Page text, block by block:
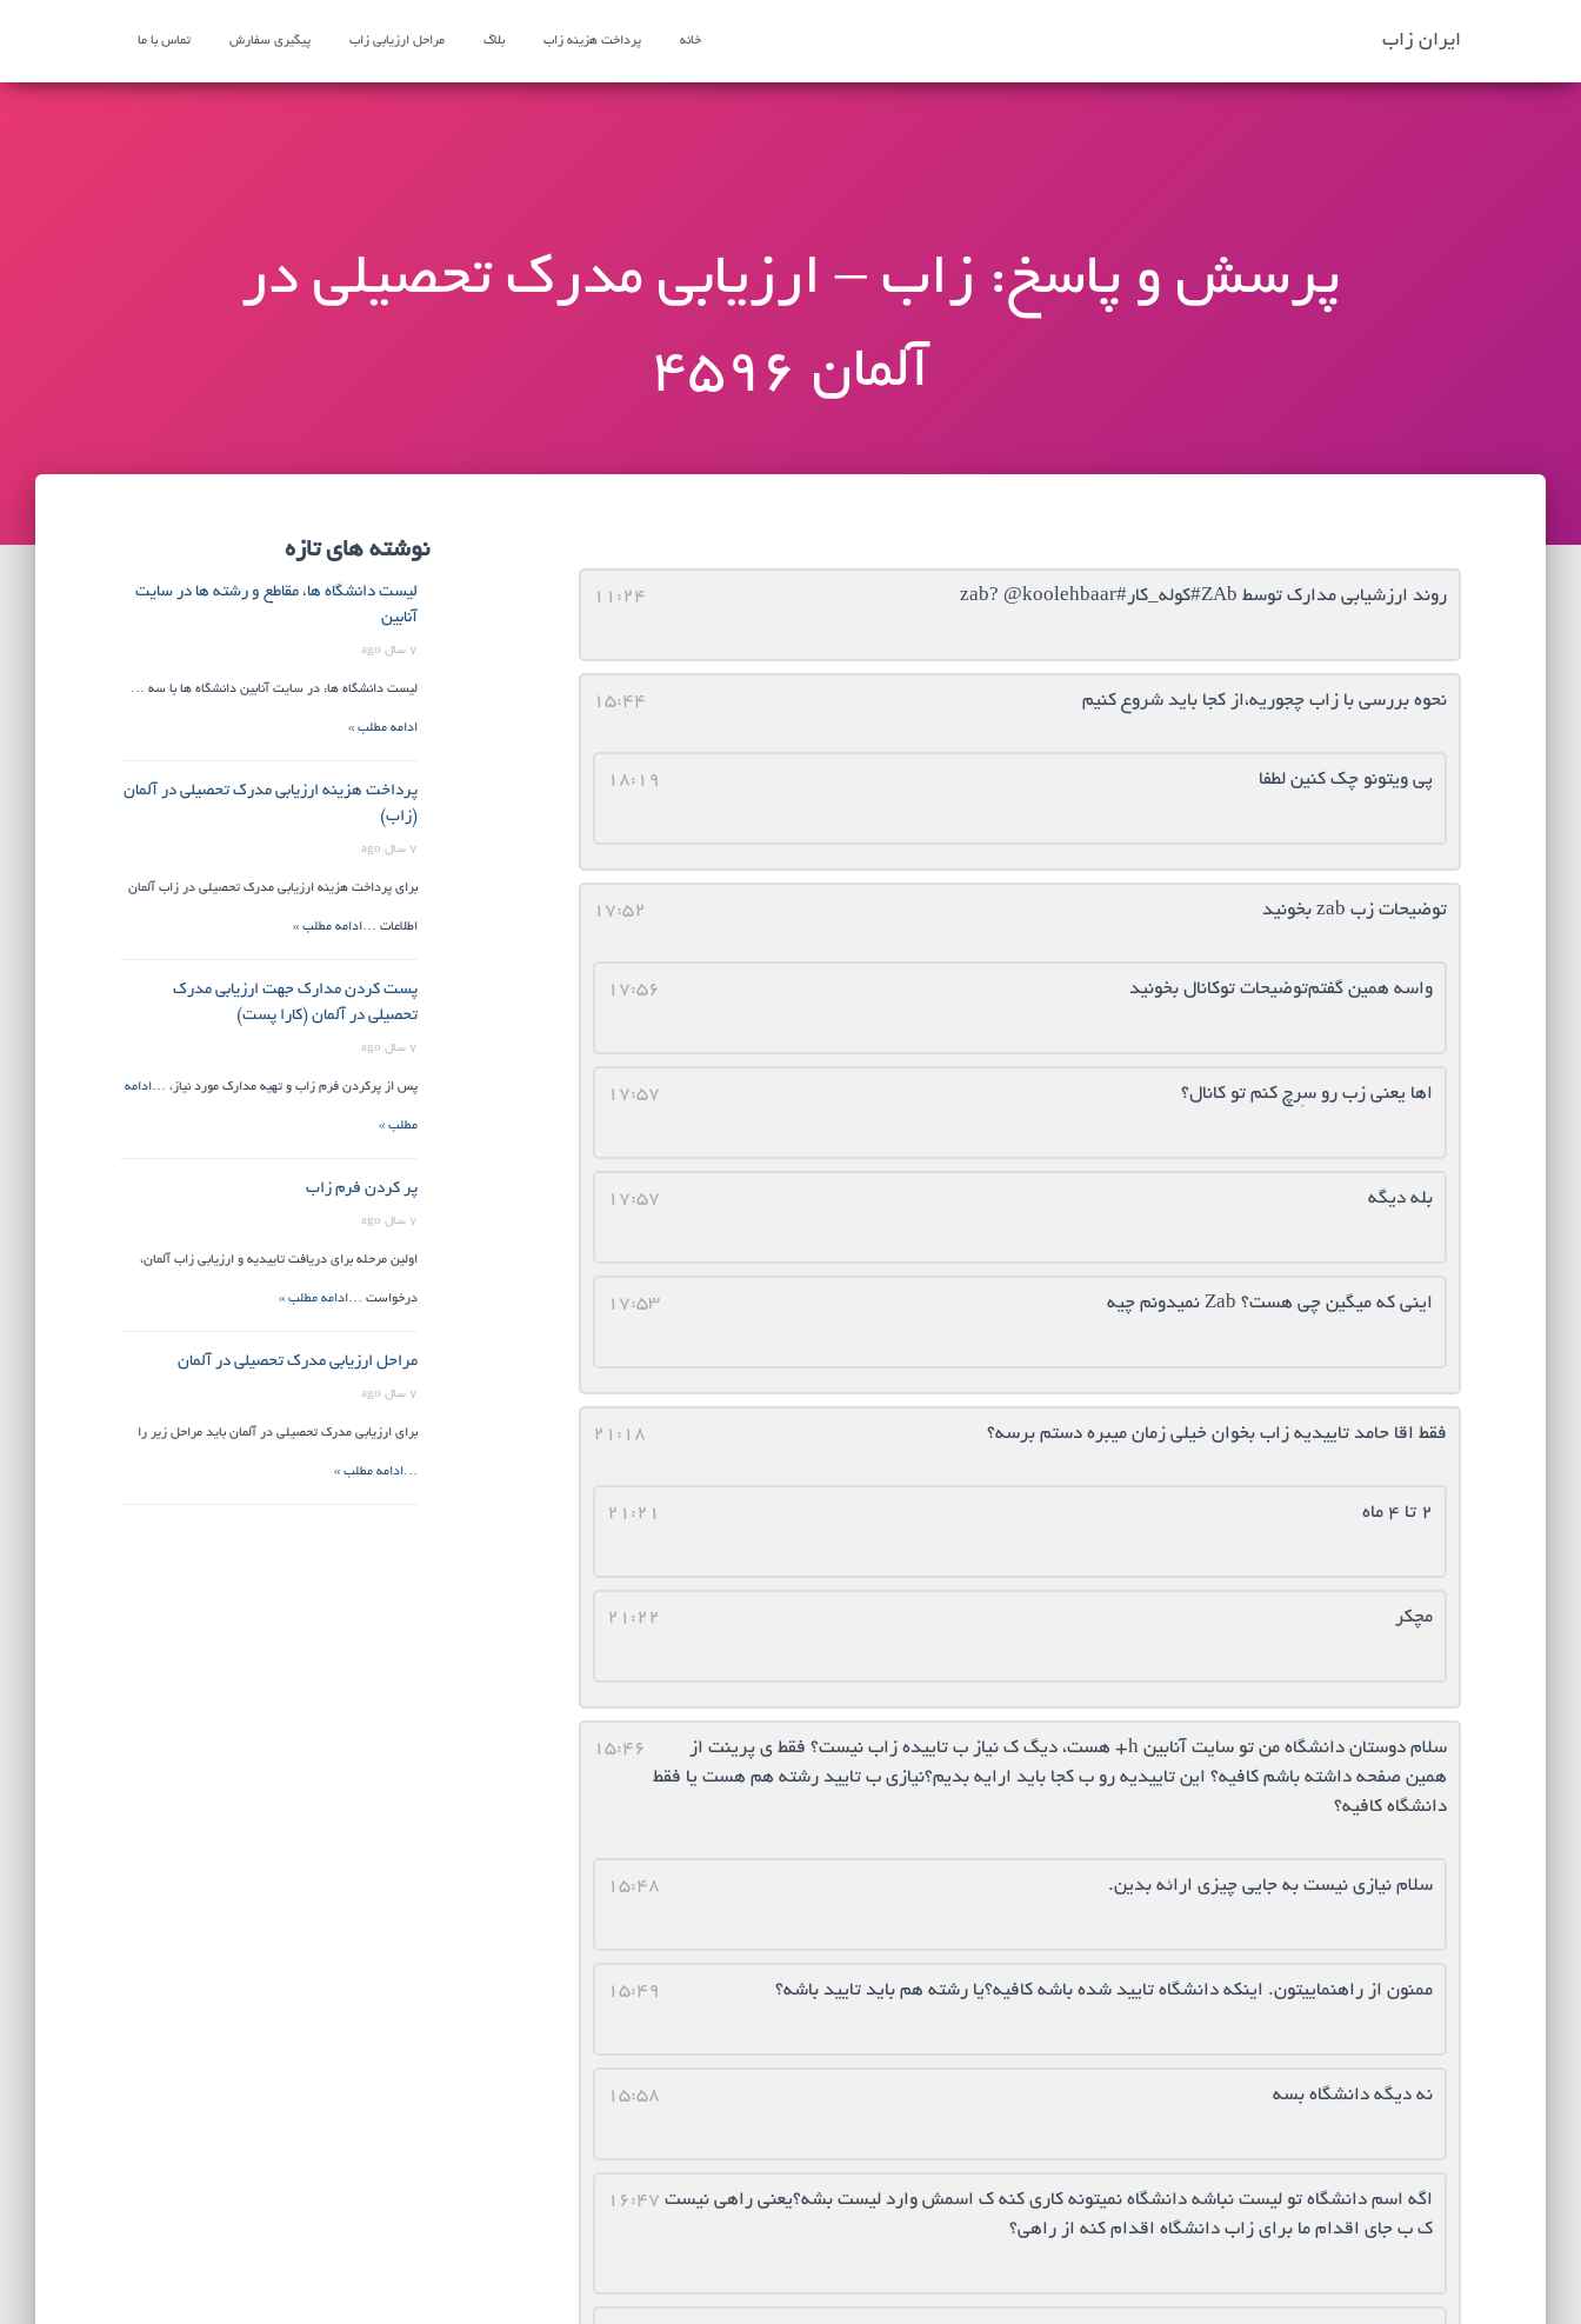
ایران زاب خانه پرداخت هزینه زاب بلاگ مراحل ارزیابی زاب پیگیری سفارش تماس با ما
پرسش و پاسخ: زاب – ارزیابی مدرک تحصیلی در
آلمان 4596
11:24 روند ارزشیابی مدارک توسط ZAb#کوله_کار#zab? @koolehbaar
15:44 نحوه بررسی با زاب چجوریه،از کجا باید شروع کنیم
18:19 پی ویتونو چک کنین لطفا
17:52 توضیحات زب zab بخونید
17:56 واسه همین گفتم‌توضیحات تو‌کانال بخونید
17:57 اها یعنی زب رو سِرچ کنم تو کانال؟
17:57 بله دیگه
17:53 اینی که میگین چی هست؟ Zab نمیدونم چیه
21:18 فقط اقا حامد تاییدیه زاب بخوان خیلی زمان میبره دستم برسه؟
21:21 ۲ تا ۴ ماه
21:22 مچکر
15:46
سلام دوستان دانشگاه من تو سایت آنابین h+ هست، دیگ ک نیاز ب تاییده زاب نیست؟ فقط ی پرینت از
همین صفحه داشته باشم کافیه؟ این تاییدیه رو ب کجا باید ارایه بدیم؟نیازی ب تایید رشته هم هست یا فقط
دانشگاه کافیه؟
15:48 سلام نیازی نیست به جایی چیزی ارائه بدین.
15:49 ممنون از راهنماییتون. اینکه دانشگاه تایید شده باشه کافیه؟یا رشته هم باید تایید باشه؟
15:58 نه دیگه دانشگاه بسه
16:47 اگه اسم دانشگاه تو لیست نباشه دانشگاه نمیتونه کاری کنه ک اسمش وارد لیست بشه؟یعنی راهی نیست
ک ب جای اقدام ما برای زاب دانشگاه اقدام کنه از راهی؟
نوشته های تازه
لیست دانشگاه ها، مقاطع و رشته ها در سایت
آنابین
7 سال ago
لیست دانشگاه ها: در سایت آنابین دانشگاه ها با سه …
ادامه مطلب »
پرداخت هزینه ارزیابی مدرک تحصیلی در آلمان
(زاب)
7 سال ago
برای پرداخت هزینه ارزیابی مدرک تحصیلی در زاب آلمان
اطلاعات …ادامه مطلب »
پست کردن مدارک جهت ارزیابی مدرک
تحصیلی در آلمان (کارا پست)
7 سال ago
پس از پرکردن فرم زاب و تهیه مدارک مورد نیاز، …ادامه
مطلب »
پر کردن فرم زاب
7 سال ago
اولین مرحله برای دریافت تاییدیه و ارزیابی زاب آلمان،
درخواست …ادامه مطلب »
مراحل ارزیابی مدرک تحصیلی در آلمان
7 سال ago
برای ارزیابی مدرک تحصیلی در آلمان باید مراحل زیر را
…ادامه مطلب »